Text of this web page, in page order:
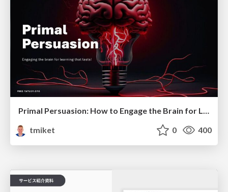
Primal Persuasion: How to Engage the Brain for Learning That Lasts
tmiket
0 400